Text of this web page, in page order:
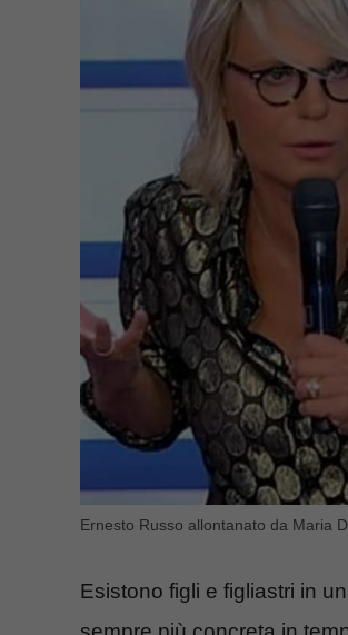
Ernesto Russo allontanato da Maria
Esistono figli e figliastri in